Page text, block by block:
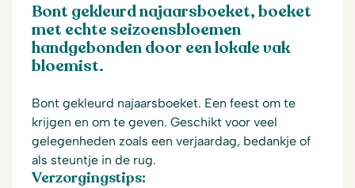
Bont gekleurd najaarsboeket, boeket
met echte seizoensbloemen
handgebonden door een lokale vak
bloemist.
Bont gekleurd najaarsboeket. Een feest om te
krijgen en om te geven. Geschikt voor veel
gelegenheden zoals een verjaardag, bedankje of
als steuntje in de rug.
Verzorgingstips: